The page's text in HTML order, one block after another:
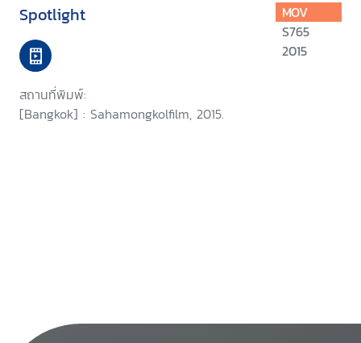
Spotlight
สถานที่พิมพ์:
[Bangkok] : Sahamongkolfilm, 2015.
MOV
S765
2015